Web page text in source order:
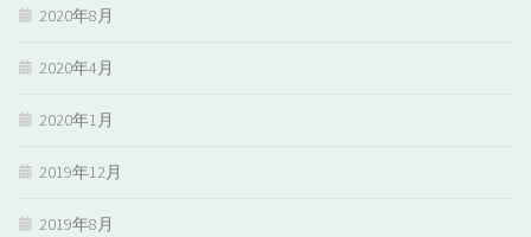
2020年8月
2020年4月
2020年1月
2019年12月
2019年8月